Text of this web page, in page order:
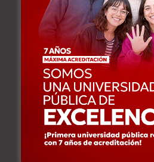
Odontológicas